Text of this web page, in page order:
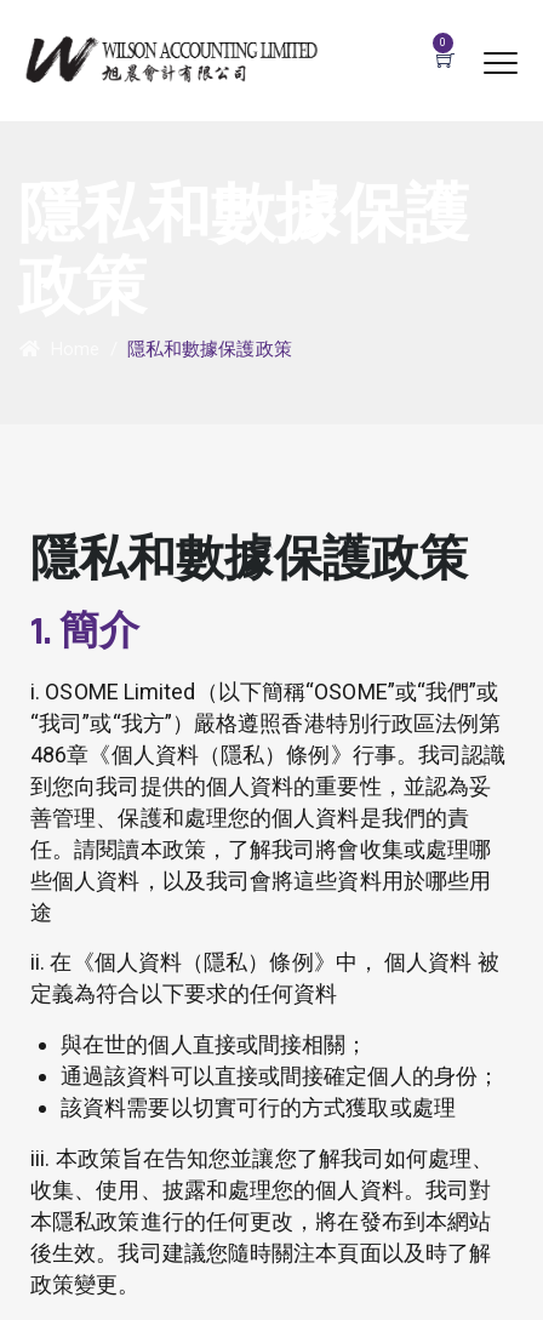
0
隱私和數據保護政策
隱私和數據保護政策
1. 簡介
i. OSOME Limited（以下簡稱“OSOME”或“我們”或
“我司”或“我方”）嚴格遵照香港特別行政區法例第
486章《個人資料（隱私）條例》行事。我司認識
到您向我司提供的個人資料的重要性，並認為妥
善管理、保護和處理您的個人資料是我們的責
任。請閱讀本政策，了解我司將會收集或處理哪
些個人資料，以及我司會將這些資料用於哪些用
途
ii. 在《個人資料（隱私）條例》中， 個人資料 被
定義為符合以下要求的任何資料
與在世的個人直接或間接相關；
通過該資料可以直接或間接確定個人的身份；
該資料需要以切實可行的方式獲取或處理
iii. 本政策旨在告知您並讓您了解我司如何處理、
收集、使用、披露和處理您的個人資料。我司對
本隱私政策進行的任何更改，將在發布到本網站
後生效。我司建議您隨時關注本頁面以及時了解
政策變更。